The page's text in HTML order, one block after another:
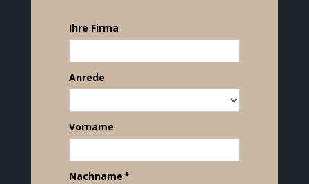
Ihre Firma
Anrede
Vorname
Nachname *